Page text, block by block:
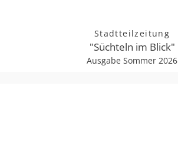
Stadtteilzeitung
"Süchteln im Blick"
Ausgabe Sommer 2026